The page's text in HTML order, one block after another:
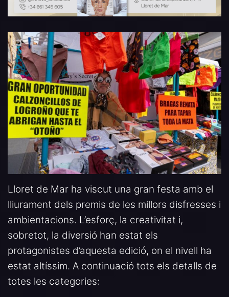
Lloret de Mar ha viscut una gran festa amb el
lliurament dels premis de les millors disfresses i
ambientacions. L’esforç, la creativitat i,
sobretot, la diversió han estat els
protagonistes d’aquesta edició, on el nivell ha
estat altíssim. A continuació tots els detalls de
totes les categories: